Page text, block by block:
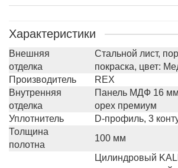
Характеристики
Внешняя
отделка
Стальной лист,
покраска, цвет:
Производитель
REX
Внутренняя
отделка
Панель МДФ 16
орех премиум
Уплотнитель
D-профиль, 3
Толщина
полотна
100 мм
Цилиндровый